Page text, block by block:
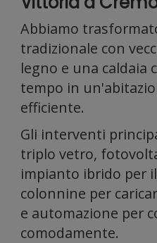
Abbiamo
tradizionale con
legno e una caldaia
tempo in
efficiente.
Gli interventi
triplo vetro,
impianto ibrido per
colonnine per
e automazione per
comodamente.
il